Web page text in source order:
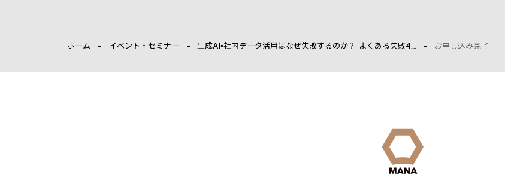
ホーム イベント・セミナー 生成AI×社内データ活用はなぜ失敗するのか？ よくある失敗4.... お申し込み完了